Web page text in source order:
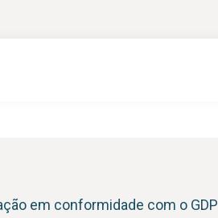
em conformidade com o GDP